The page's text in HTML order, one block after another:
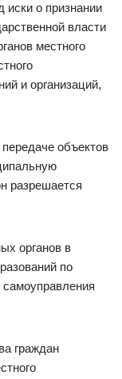
иски о признании
власти
местного
и организаций,
объектов
разрешается
органов в
по
самоуправления
граждан